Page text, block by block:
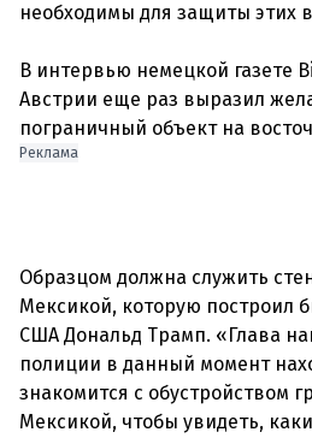
необходимы для защиты этих
В интервью немецкой газете
Австрии еще раз выразил
Реклама
Образцом должна служить
Мексикой, которую построил
США Дональд Трамп. «Глава
полиции в данный момент
знакомится с обустройством
Мексикой, чтобы увидеть,